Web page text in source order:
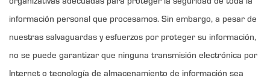
información personal que procesamos. Sin embargo, a pesar de
nuestras salvaguardas y esfuerzos por proteger su información,
no se puede garantizar que ninguna transmisión electrónica por
Internet o tecnología de almacenamiento de información sea